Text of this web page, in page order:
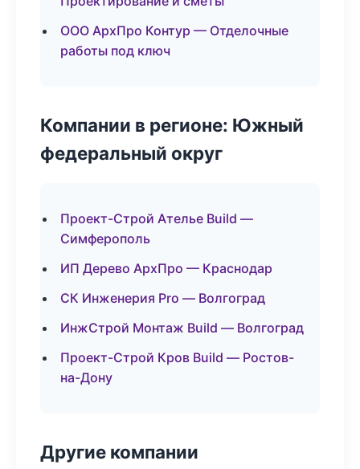
ООО АрхПро Контур — Отделочные
работы под ключ
Компании в регионе: Южный
федеральный округ
Проект-Строй Ателье Build —
Симферополь
ИП Дерево АрхПро — Краснодар
СК Инженерия Pro — Волгоград
ИнжСтрой Монтаж Build — Волгоград
Проект-Строй Кров Build — Ростов-
на-Дону
Другие компании